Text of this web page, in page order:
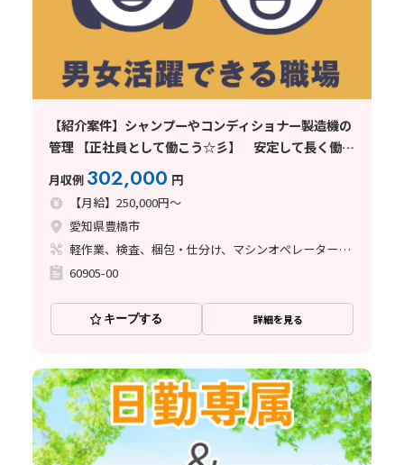
【紹介案件】シャンプーやコンディショナー製造機の
管理 【正社員として働こう☆彡】 安定して長く働き
やすい環境の大手メーカー♪
月収例 302,000 円
【月給】250,000円～
愛知県豊橋市
軽作業、検査、梱包・仕分け、マシンオペレーター、清掃・洗浄、メンテナンス・保全、フォークリフト
60905-00
キープする 詳細を見る